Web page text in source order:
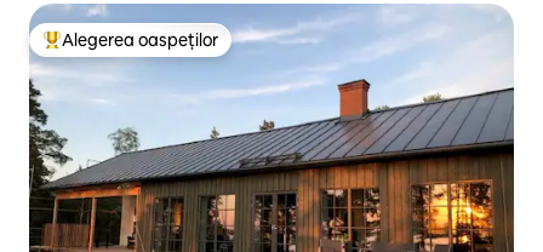
Locuință din topul categoriei Alegerea oaspeților
Alegerea oaspeților